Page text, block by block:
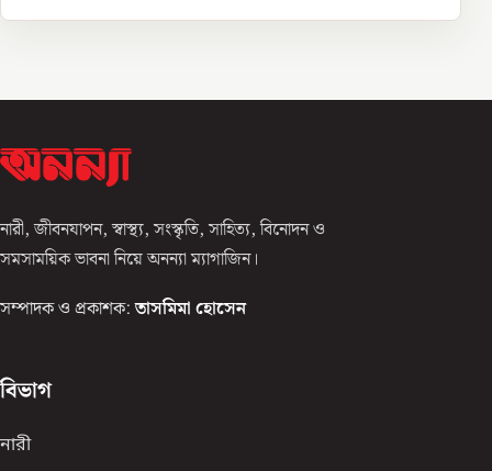
নারী, জীবনযাপন, স্বাস্থ্য, সংস্কৃতি, সাহিত্য, বিনোদন ও
সমসাময়িক ভাবনা নিয়ে অনন্যা ম্যাগাজিন।
সম্পাদক ও প্রকাশক: তাসমিমা হোসেন
বিভাগ
নারী